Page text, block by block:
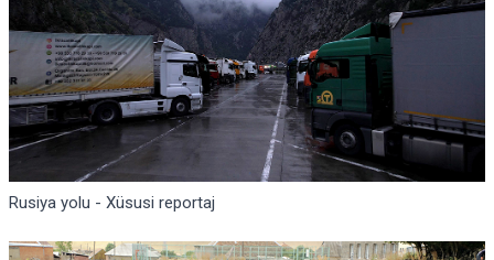
Rusiya yolu - Xüsusi reportaj